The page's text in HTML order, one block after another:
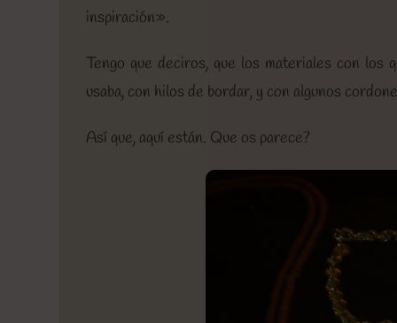
inspiración».
Tengo que deciros, que los materiales con
usaba, con hilos de bordar, y con algunos
Así que, aquí están. Que os parece?